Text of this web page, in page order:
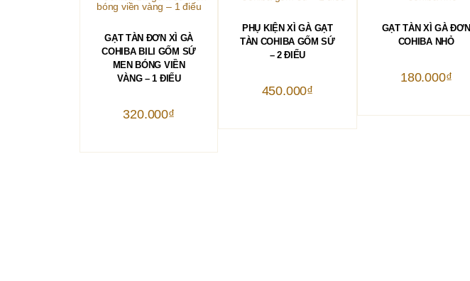
THÊM VÀO GIỎ HÀNG
GẠT TÀN ĐƠN XÌ GÀ
COHIBA BILI GỐM SỨ
MEN BÓNG VIỀN
VÀNG – 1 ĐIẾU
320.000₫
THÊM VÀO GIỎ HÀNG
PHỤ KIỆN XÌ GÀ GẠT
TÀN COHIBA GỐM SỨ
– 2 ĐIẾU
450.000₫
CHỌNphẩm
này
có
thể.
Các
GẠT TÀN XÌ GÀ ĐƠN
COHIBA NHỎ
180.000₫